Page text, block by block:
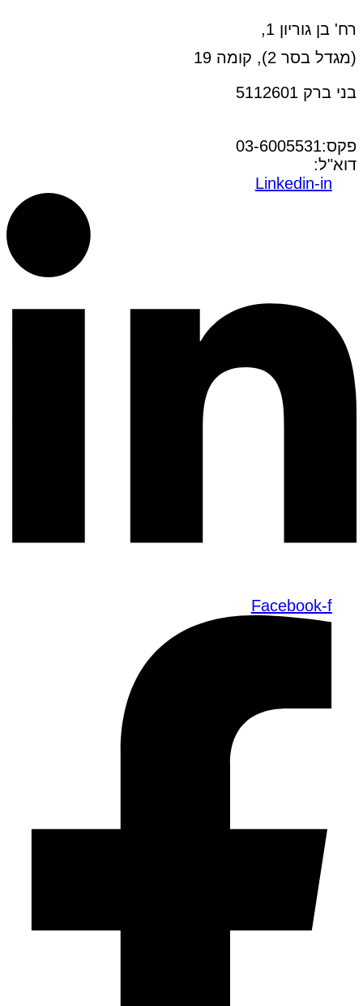
רח' בן גוריון 1,
(מגדל בסר 2), קומה 19
בני ברק 5112601
פקס:03-6005531
דוא"ל:
Linkedin-in
Facebook-f